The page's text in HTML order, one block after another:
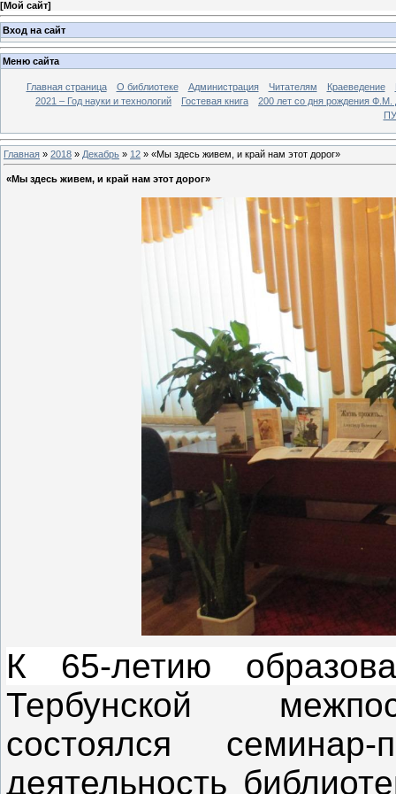
[Мой сайт]
Вход на сайт
Меню сайта
Главная страница О библиотеке Администрация Читателям Краеведение
2021 – Год науки и технологий
Гостевая книга
200 лет со дня рождения Ф.М.
Главная » 2018 » Декабрь » 12 » «Мы здесь живем, и край нам этот дорог»
«Мы здесь живем, и край нам этот дорог»
К 65-летию
Тербунской
состоялся
деятельность